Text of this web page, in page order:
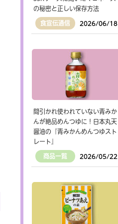
の秘密と正しい保存方法
食宣伝通信 2026/06/18
間引かれ使われていない青みか
んが絶品めんつゆに！日本丸天
醤油の『青みかんめんつゆスト
レート』
商品一覧 2026/05/22